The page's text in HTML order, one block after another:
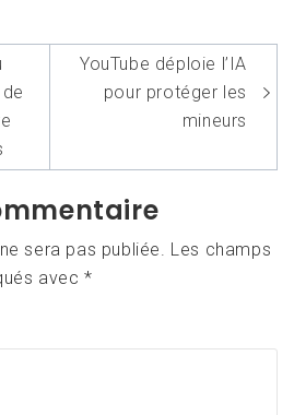
YouTube déploie l’IA
pour protéger les
mineurs
sera pas publiée. Les champs
avec*